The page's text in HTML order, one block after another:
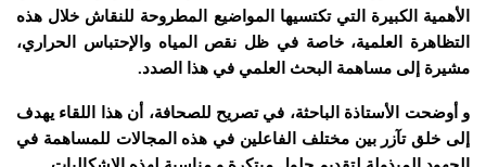
الأهمية الكبيرة التي تكتسيها المواضيع المطروحة للنقاش خلال هذه
التظاهرة العلمية، خاصة في ظل نقص المياه والإحتباس الحراري،
مشيرة إلى مساهمة البحث العلمي في هذا الصدد.
و أوضحت الأستاذة الباحثة، في تصريح للصحافة، أن هذا اللقاء يهدف
إلى خلق تآزر بين مختلف الفاعلين في هذه المجالات للمساهمة في